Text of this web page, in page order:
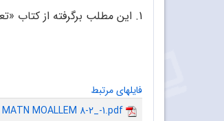
1. این مطلب برگرفته از کتاب «تعلیم و تربیت اسلامی» استاد شهید مطهری است.
فایلهای مرتبط
MOALLEM 8-2_-1.pdf